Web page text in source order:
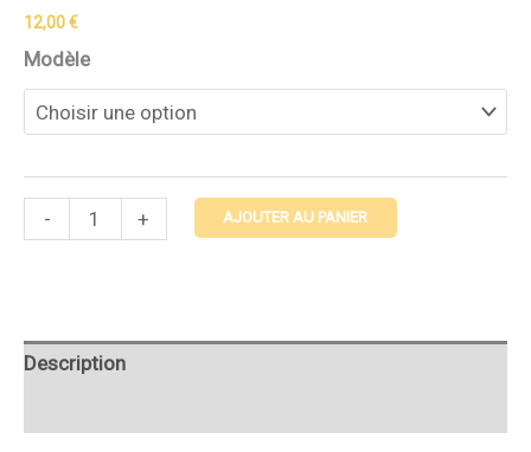
12,00€
Modèle
- + AJOUTER AU PANIER
Description